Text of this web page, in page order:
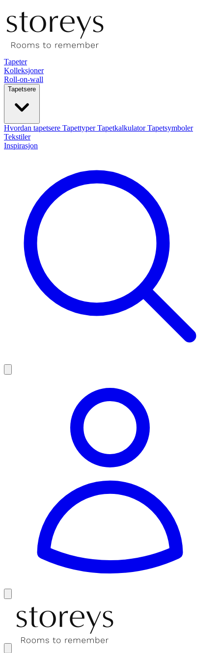
Tapeter
Kolleksjoner
Roll-on-wall
Tapetsere
Hvordan tapetsere TapettyperTapetkalkulatorTapetsymboler
Tekstiler
Inspirasjon